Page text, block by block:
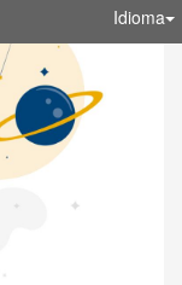
Idioma